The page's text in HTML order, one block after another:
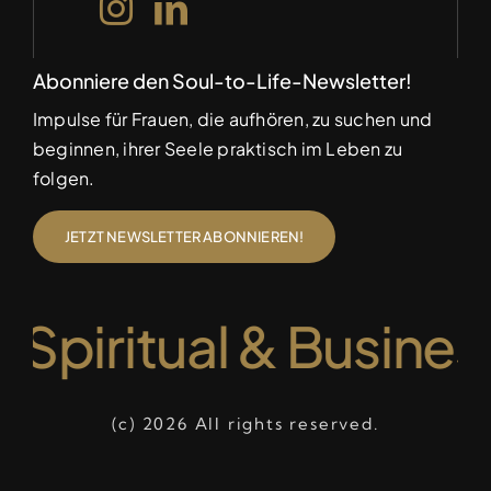
Abonniere den Soul-to-Life-Newsletter!
Impulse für Frauen, die aufhören, zu suchen und
beginnen, ihrer Seele praktisch im Leben zu
folgen.
JETZT NEWSLETTER ABONNIEREN!
Spiritual &
(c) 2026 All rights reserved.